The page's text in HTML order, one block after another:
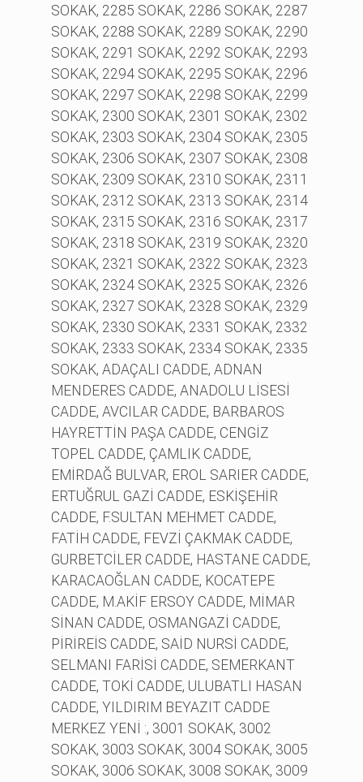
SOKAK, 2285 SOKAK, 2286 SOKAK, 2287
SOKAK, 2288 SOKAK, 2289 SOKAK, 2290
SOKAK, 2291 SOKAK, 2292 SOKAK, 2293
SOKAK, 2294 SOKAK, 2295 SOKAK, 2296
SOKAK, 2297 SOKAK, 2298 SOKAK, 2299
SOKAK, 2300 SOKAK, 2301 SOKAK, 2302
SOKAK, 2303 SOKAK, 2304 SOKAK, 2305
SOKAK, 2306 SOKAK, 2307 SOKAK, 2308
SOKAK, 2309 SOKAK, 2310 SOKAK, 2311
SOKAK, 2312 SOKAK, 2313 SOKAK, 2314
SOKAK, 2315 SOKAK, 2316 SOKAK, 2317
SOKAK, 2318 SOKAK, 2319 SOKAK, 2320
SOKAK, 2321 SOKAK, 2322 SOKAK, 2323
SOKAK, 2324 SOKAK, 2325 SOKAK, 2326
SOKAK, 2327 SOKAK, 2328 SOKAK, 2329
SOKAK, 2330 SOKAK, 2331 SOKAK, 2332
SOKAK, 2333 SOKAK, 2334 SOKAK, 2335
SOKAK, ADAÇALI CADDE, ADNAN
MENDERES CADDE, ANADOLU LİSESİ
CADDE, AVCILAR CADDE, BARBAROS
HAYRETTİN PAŞA CADDE, CENGİZ
TOPEL CADDE, ÇAMLIK CADDE,
EMİRDAĞ BULVAR, EROL SARIER CADDE,
ERTUĞRUL GAZİ CADDE, ESKİŞEHİR
CADDE, F.SULTAN MEHMET CADDE,
FATİH CADDE, FEVZİ ÇAKMAK CADDE,
GURBETCİLER CADDE, HASTANE CADDE,
KARACAOĞLAN CADDE, KOCATEPE
CADDE, M.AKİF ERSOY CADDE, MİMAR
SİNAN CADDE, OSMANGAZİ CADDE,
PİRİREİS CADDE, SAİD NURSİ CADDE,
SELMANI FARİSİ CADDE, SEMERKANT
CADDE, TOKİ CADDE, ULUBATLI HASAN
CADDE, YILDIRIM BEYAZIT CADDE
MERKEZ YENİ :, 3001 SOKAK, 3002
SOKAK, 3003 SOKAK, 3004 SOKAK, 3005
SOKAK, 3006 SOKAK, 3008 SOKAK, 3009